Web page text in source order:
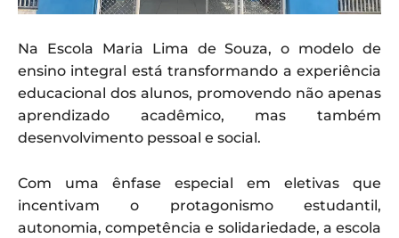
Na Escola Maria Lima de Souza, o modelo de
ensino integral está transformando a experiência
educacional dos alunos, promovendo não apenas
aprendizado acadêmico, mas também
desenvolvimento pessoal e social.
Com uma ênfase especial em eletivas que
incentivam o protagonismo estudantil,
autonomia, competência e solidariedade, a escola